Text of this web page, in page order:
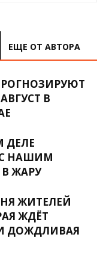
ЕЩЕ ОТ АВТОРА
В
ДЕЛЕ
НАШИМ
ЖАРУ
ЖИТЕЛЕЙ
ЖДЁТ
ДОЖДЛИВАЯ